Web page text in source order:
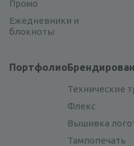
Промо
Ежедневники и
блокноты
Портфолио
Технические
Флекс
Вышивка
Тампопечать